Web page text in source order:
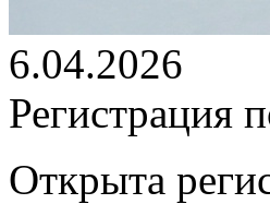
6.04.2026
Регистрация
Открыта